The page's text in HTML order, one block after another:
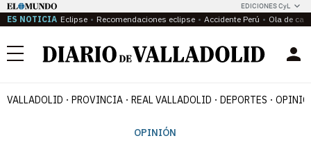
EDICIONES CyL
ES NOTICIA Eclipse Recomendaciones eclipse Accidente Perú Ola de
Menú
VALLADOLID PROVINCIA REAL VALLADOLID DEPORTES
OPINIÓN